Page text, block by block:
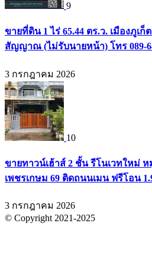
9
ขายที่ดิน 1 ไร่ 65.44 ตร.ว. เมืองภูเก็
สัญญาณ (ไม่รับนายหน้า) โทร 089-
3 กรกฎาคม 2026
10
ขายทาวน์เฮ้าส์ 2 ชั้น รีโนเวทใหม่
เพชรเกษม 69 ติดถนนเมน ฟรีโอน
3 กรกฎาคม 2026
© Copyright 2021-2025